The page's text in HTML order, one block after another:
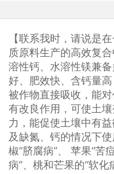
【联系我时，请说是
质原料生产的高效复
溶性钙、水溶性镁兼
好、肥效快、含钙量
被作物直接吸收，能
有改良作用，可使土
力，能促使土壤中有
及缺氮、钙的情况下
椒“脐腐病”、 苹果“苦
病”、桃和芒果的“软